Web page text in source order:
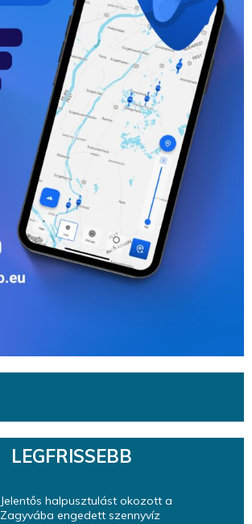
LEGFRISSEBB
Jelentős halpusztulást okozott a
Zagyvába engedett szennyvíz